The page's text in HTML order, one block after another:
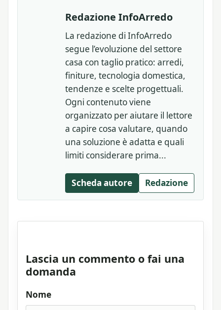
Redazione InfoArredo
La redazione di InfoArredo
segue l’evoluzione del settore
casa con taglio pratico: arredi,
finiture, tecnologia domestica,
tendenze e scelte progettuali.
Ogni contenuto viene
organizzato per aiutare il lettore
a capire cosa valutare, quando
una soluzione è adatta e quali
limiti considerare prima...
Scheda autore Redazione
Lascia un commento o fai una
domanda
Nome